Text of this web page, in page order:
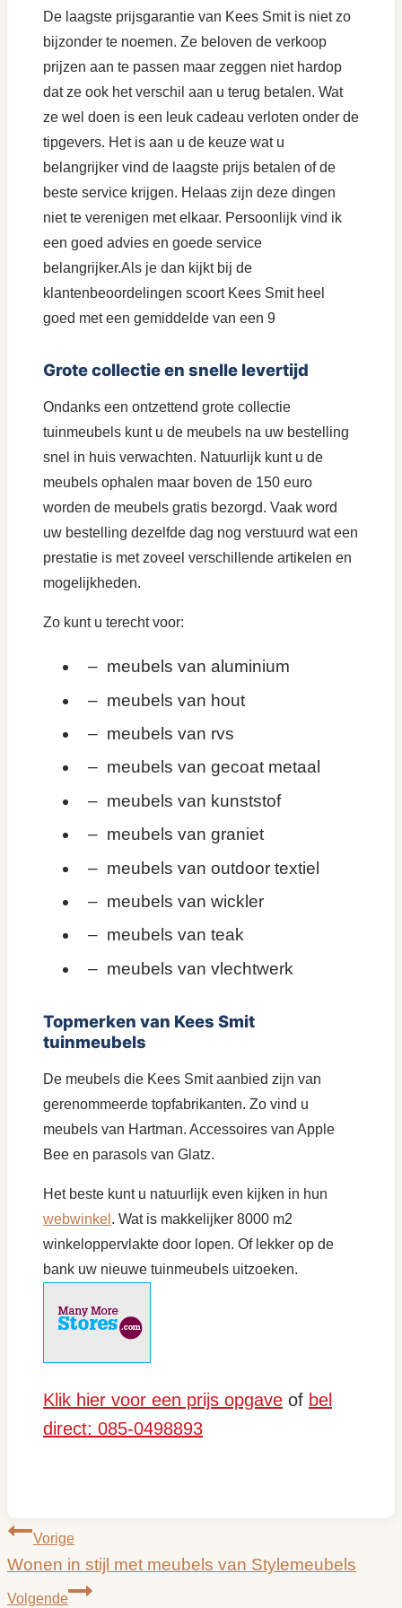
De laagste prijsgarantie van Kees Smit is niet zo
bijzonder te noemen. Ze beloven de verkoop
prijzen aan te passen maar zeggen niet hardop
dat ze ook het verschil aan u terug betalen. Wat
ze wel doen is een leuk cadeau verloten onder de
tipgevers. Het is aan u de keuze wat u
belangrijker vind de laagste prijs betalen of de
beste service krijgen. Helaas zijn deze dingen
niet te verenigen met elkaar. Persoonlijk vind ik
een goed advies en goede service
belangrijker.Als je dan kijkt bij de
klantenbeoordelingen scoort Kees Smit heel
goed met een gemiddelde van een 9
Grote collectie en snelle levertijd
Ondanks een ontzettend grote collectie
tuinmeubels kunt u de meubels na uw bestelling
snel in huis verwachten. Natuurlijk kunt u de
meubels ophalen maar boven de 150 euro
worden de meubels gratis bezorgd. Vaak word
uw bestelling dezelfde dag nog verstuurd wat een
prestatie is met zoveel verschillende artikelen en
mogelijkheden.
Zo kunt u terecht voor:
– meubels van aluminium
– meubels van hout
– meubels van rvs
– meubels van gecoat metaal
– meubels van kunststof
– meubels van graniet
– meubels van outdoor textiel
– meubels van wickler
– meubels van teak
– meubels van vlechtwerk
Topmerken van Kees Smit
tuinmeubels
De meubels die Kees Smit aanbied zijn van
gerenommeerde topfabrikanten. Zo vind u
meubels van Hartman. Accessoires van Apple
Bee en parasols van Glatz.
Het beste kunt u natuurlijk even kijken in hun
webwinkel . Wat is makkelijker 8000 m2
winkeloppervlakte door lopen. Of lekker op de
bank uw nieuwe tuinmeubels uitzoeken.
Klik hier voor een prijs opgave of bel
direct: 085-0498893
Bericht
navigatie
Vorige
Wonen in stijl met meubels van Stylemeubels
Volgende